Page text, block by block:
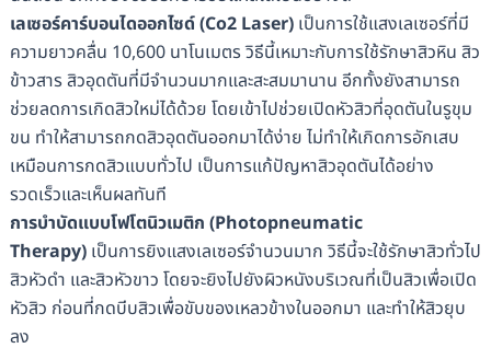
เลเซอร์คาร์บอนไดออกไซด์ (Co2 Laser)เป็นการใช้แสงเลเซอร์ที่มี
ความยาวคลื่น 10,600 นาโนเมตร วิธีนี้เหมาะกับการใช้รักษาสิวหิน สิว
ข้าวสาร สิวอุดตันที่มีจำนวนมากและสะสมมานาน อีกทั้งยังสามารถ
ช่วยลดการเกิดสิวใหม่ได้ด้วย โดยเข้าไปช่วยเปิดหัวสิวที่อุดตันในรูขุม
ขน ทำให้สามารถกดสิวอุดตันออกมาได้ง่าย ไม่ทำให้เกิดการอักเสบ
เหมือนการกดสิวแบบทั่วไป เป็นการแก้ปัญหาสิวอุดตันได้อย่าง
รวดเร็วและเห็นผลทันที
การบำบัดแบบโฟโตนิวเมติก (Photopneumatic
Therapy)เป็นการยิงแสงเลเซอร์จำนวนมาก วิธีนี้จะใช้รักษาสิวทั่วไป
สิวหัวดำ และสิวหัวขาว โดยจะยิงไปยังผิวหนังบริเวณที่เป็นสิวเพื่อเปิด
หัวสิว ก่อนที่กดบีบสิวเพื่อขับของเหลวข้างในออกมา และทำให้สิวยุบ
ลง